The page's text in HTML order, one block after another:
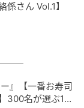
さん Vol.1】
』【一番お寿司
300名が選ぶ1位